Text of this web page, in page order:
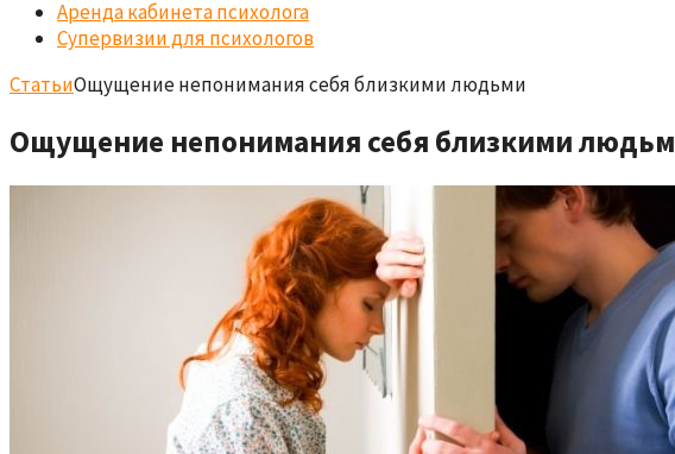
Аренда кабинета психолога
Супервизии для психологов
СтатьиОщущение непонимания себя близкими людьми
Ощущение непонимания себя близкими